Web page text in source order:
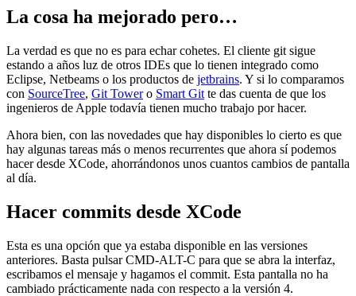
La cosa ha mejorado pero…
La verdad es que no es para echar cohetes. El cliente git sigue
estando a años luz de otros IDEs que lo tienen integrado como
Eclipse, Netbeams o los productos de jetbrains. Y si lo comparamos
con SourceTree, Git Towero Smart Git te das cuenta de que los
ingenieros de Apple todavía tienen mucho trabajo por hacer.
Ahora bien, con las novedades que hay disponibles lo cierto es que
hay algunas tareas más o menos recurrentes que ahora sí podemos
hacer desde XCode, ahorrándonos unos cuantos cambios de pantalla
al día.
Hacer commits desde XCode
Esta es una opción que ya estaba disponible en las versiones
anteriores. Basta pulsar CMD-ALT-C para que se abra la interfaz,
escribamos el mensaje y hagamos el commit. Esta pantalla no ha
cambiado prácticamente nada con respecto a la versión 4.